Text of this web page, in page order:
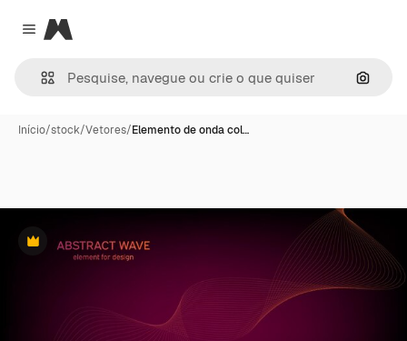
Close menu
Magnific
Início/stock/Vetores/Elemento de onda col…
Premium